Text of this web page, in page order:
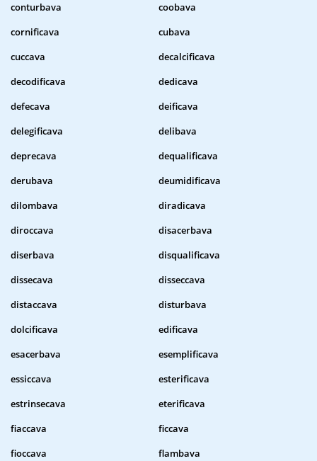
conturbava
coobava
cornificava
cubava
cuccava
decalcificava
decodificava
dedicava
defecava
deificava
delegificava
delibava
deprecava
dequalificava
derubava
deumidificava
dilombava
diradicava
diroccava
disacerbava
diserbava
disqualificava
dissecava
disseccava
distaccava
disturbava
dolcificava
edificava
esacerbava
esemplificava
essiccava
esterificava
estrinsecava
eterificava
fiaccava
ficcava
fioccava
flambava